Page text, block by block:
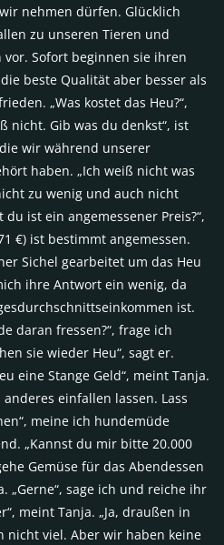
nehmen dürfen. Glücklich
zu unseren Tieren und
Sofort beginnen sie ihren
beste Qualität aber besser als
„Was kostet das Heu?“,
nicht. Gib was du denkst“, ist
wir während unserer
haben. „Ich weiß nicht was
zu wenig und auch nicht
ist ein angemessener Preis?“,
€) ist bestimmt angemessen.
Sichel gearbeitet um das Heu
ihre Antwort ein wenig, da
ist.
daran fressen?“, frage ich
sie wieder Heu“, sagt er.
eine Stange Geld“, meint Tanja.
einfallen lassen. Lass
meine ich hundemüde
„Kannst du mir bitte 20.000
Gemüse für das Abendessen
„Gerne“, sage ich und reiche ihr
meint Tanja. „Ja, draußen in
nicht viel. Aber wir haben keine